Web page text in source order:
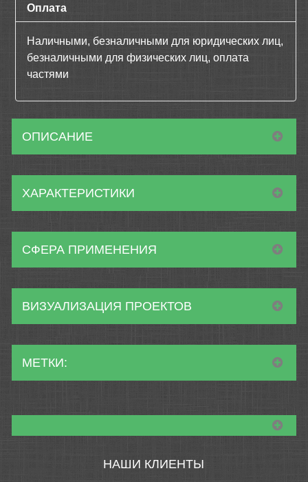
Оплата
Наличными, безналичными для юридических лиц,
безналичными для физических лиц, оплата
частями
ОПИСАНИЕ
ХАРАКТЕРИСТИКИ
СФЕРА ПРИМЕНЕНИЯ
ВИЗУАЛИЗАЦИЯ ПРОЕКТОВ
МЕТКИ:
НАШИ КЛИЕНТЫ